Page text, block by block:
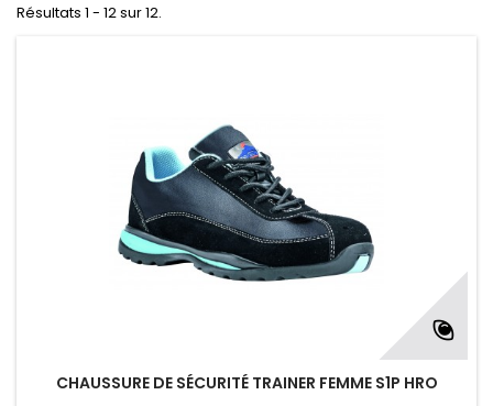
Résultats 1 - 12 sur 12.
CHAUSSURE DE SÉCURITÉ TRAINER FEMME S1P HRO